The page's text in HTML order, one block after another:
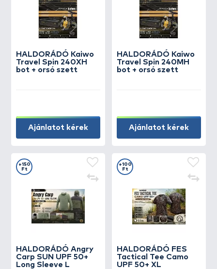
HALDORÁDÓ Kaiwo
Travel Spin 240XH
bot + orsó szett
Ajánlatot kérek
HALDORÁDÓ Kaiwo
Travel Spin 240MH
bot + orsó szett
Ajánlatot kérek
HALDORÁDÓ Angry
Carp SUN UPF 50+
Long Sleeve L
+150
Ft
HALDORÁDÓ FES
Tactical Tee Camo
UPF 50+ XL
+100
Ft